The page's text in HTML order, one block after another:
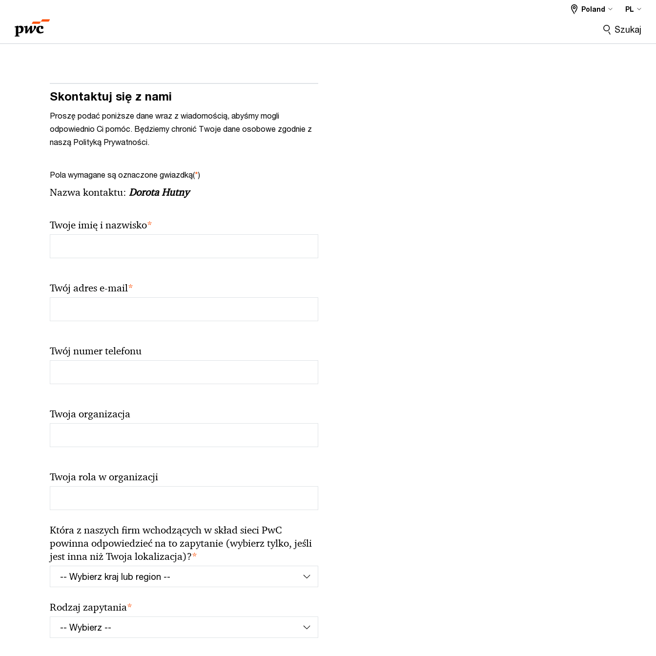
treści
stopki
Poland PL
Szukaj
Skontaktuj się z nami
Proszę podać poniższe dane wraz z wiadomością, abyśmy mogli
odpowiednio Ci pomóc. Będziemy chronić Twoje dane osobowe zgodnie z
naszą Polityką Prywatności.
Pola wymagane są oznaczone gwiazdką(*)
Nazwa kontaktu: Dorota Hutny
Twoje imię i nazwisko*
Twój adres e-mail*
Twój numer telefonu
Twoja organizacja
Twoja rola w organizacji
Która z naszych firm wchodzących w skład sieci PwC
powinna odpowiedzieć na to zapytanie (wybierz tylko, jeśli
jest inna niż Twoja lokalizacja)?*
Rodzaj zapytania*